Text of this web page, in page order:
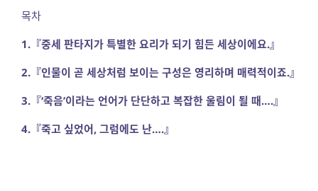
목차
1.『중세 판타지가 특별한 요리가 되기 힘든 세상이에요.』
2.『인물이 곧 세상처럼 보이는 구성은 영리하며 매력적이죠.』
3.『‘죽음’이라는 언어가 단단하고 복잡한 울림이 될 때….』
4.『죽고 싶었어, 그럼에도 난….』